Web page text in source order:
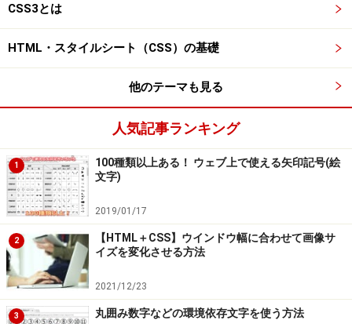
CSS3とは
HTML・スタイルシート（CSS）の基礎
他のテーマも見る
人気記事ランキング
1
100種類以上ある！ ウェブ上で使える矢印記号(絵
文字)
2019/01/17
2
【HTML＋CSS】ウインドウ幅に合わせて画像サ
イズを変化させる方法
2021/12/23
3 丸囲み数字などの環境依存文字を使う方法